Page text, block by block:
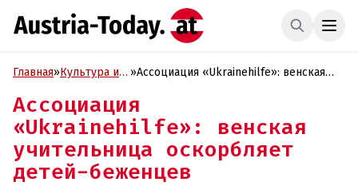
Главная»Культура и
»Ассоциация «Ukrainehilfe»: венская
Ассоциация
«Ukrainehilfe»: венская
учительница оскорбляет
детей-беженцев